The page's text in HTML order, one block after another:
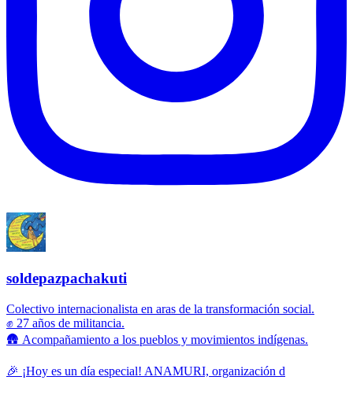
soldepazpachakuti
Colectivo internacionalista en aras de la transformación social.
✊ 27 años de militancia.
🛖 Acompañamiento a los pueblos y movimientos indígenas.
🎉 ¡Hoy es un día especial! ANAMURI, organización d